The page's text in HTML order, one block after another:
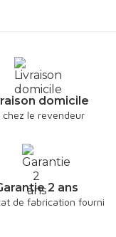
domicile
chez le revendeur
2 ans
de fabrication fourni